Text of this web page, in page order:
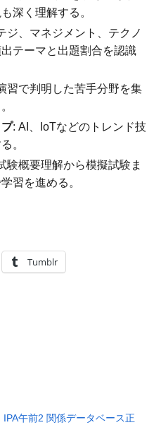
深く理解する。
ジ、マネジメント、テクノ
テーマと出題割合を認識
習で判明した苦手分野を集
: AI、IoTなどのトレンド技
。
験概要理解から模擬試験ま
習を進める。
Tumblr
IPA午前2 関係データベース正